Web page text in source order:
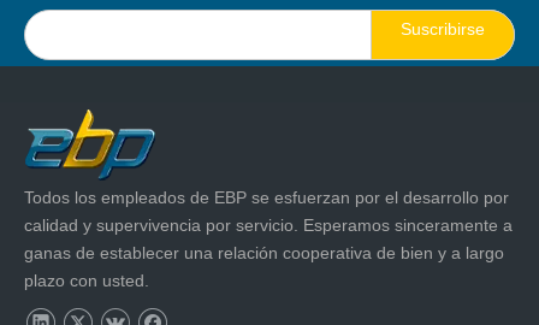
Suscribirse
Todos los empleados de EBP se esfuerzan por el desarrollo por
calidad y supervivencia por servicio. Esperamos sinceramente a
ganas de establecer una relación cooperativa de bien y a largo
plazo con usted.